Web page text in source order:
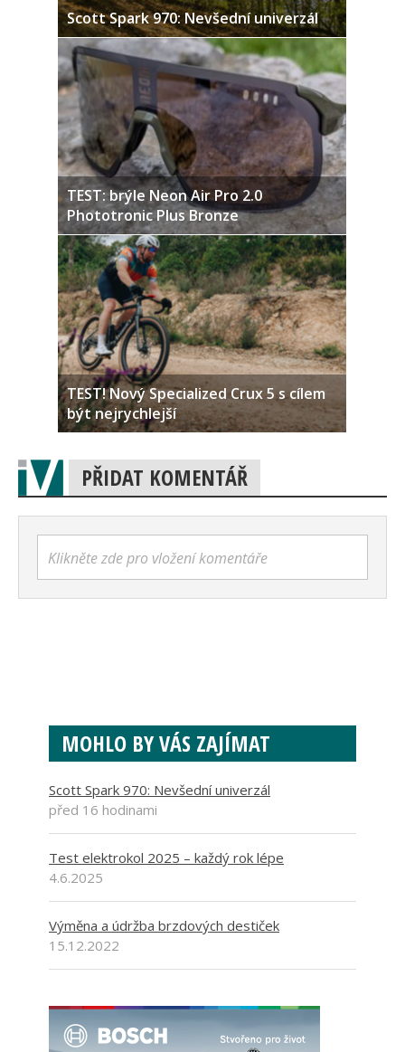
Scott Spark 970: Nevšední univerzál
TEST: brýle Neon Air Pro 2.0
Phototronic Plus Bronze
TEST! Nový Specialized Crux 5 s cílem
být nejrychlejší
PŘIDAT KOMENTÁŘ
Klikněte zde pro vložení komentáře
MOHLO BY VÁS ZAJÍMAT
Scott Spark 970: Nevšední univerzál
před 16 hodinami
Test elektrokol 2025 – každý rok lépe
4.6.2025
Výměna a údržba brzdových destiček
15.12.2022